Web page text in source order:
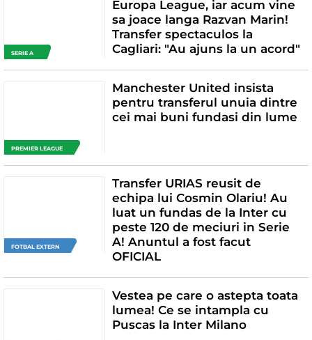
SERIE A
Europa League, iar acum vine
sa joace langa Razvan Marin!
Transfer spectaculos la
Cagliari: "Au ajuns la un acord"
PREMIER LEAGUE
Manchester United insista
pentru transferul unuia dintre
cei mai buni fundasi din lume
FOTBAL EXTERN
Transfer URIAS reusit de
echipa lui Cosmin Olariu! Au
luat un fundas de la Inter cu
peste 120 de meciuri in Serie
A! Anuntul a fost facut
OFICIAL
Vestea pe care o astepta toata
lumea! Ce se intampla cu
Puscas la Inter Milano